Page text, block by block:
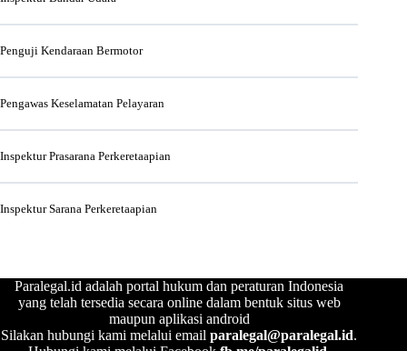
Penguji Kendaraan Bermotor
Pengawas Keselamatan Pelayaran
Inspektur Prasarana Perkeretaapian
Inspektur Sarana Perkeretaapian
Paralegal.id adalah portal hukum dan peraturan Indonesia
yang telah tersedia secara online dalam bentuk situs web
maupun aplikasi android
Silakan hubungi kami melalui emailparalegal@paralegal.id.